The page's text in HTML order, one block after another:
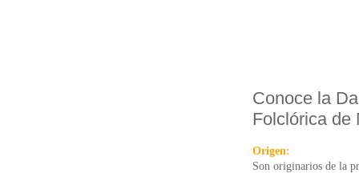
Conoce la
Folclórica de
Origen:
Son originarios de la